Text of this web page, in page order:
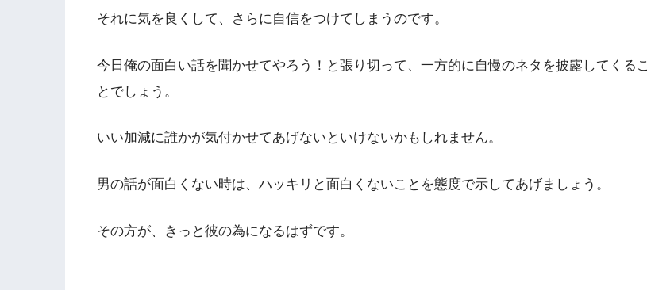
それに気を良くして、さらに自信をつけてしまうのです。
今日俺の面白い話を聞かせてやろう！と張り切って、一方的に自慢のネタを披露してくるこ
とでしょう。
いい加減に誰かが気付かせてあげないといけないかもしれません。
男の話が面白くない時は、ハッキリと面白くないことを態度で示してあげましょう。
その方が、きっと彼の為になるはずです。